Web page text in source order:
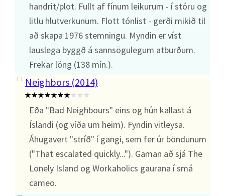
handrit/plot. Fullt af fínum leikurum - í stóru og
litlu hlutverkunum. Flott tónlist - gerði mikið til
að skapa 1976 stemningu. Myndin er víst
lauslega byggð á sannsögulegum atburðum.
Frekar löng (138 mín.).
Neighbors (2014)
Eða "Bad Neighbours" eins og hún kallast á
Íslandi (og víða um heim). Fyndin vitleysa.
Áhugavert "stríð" í gangi, sem fer úr böndunum
("That escalated quickly..."). Gaman að sjá The
Lonely Island og Workaholics gaurana í smá
cameo.